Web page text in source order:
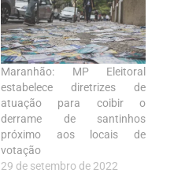
Maranhão: MP Eleitoral
estabelece diretrizes de
atuação para coibir o
derrame de santinhos
próximo aos locais de
votação
29 de setembro de 2022